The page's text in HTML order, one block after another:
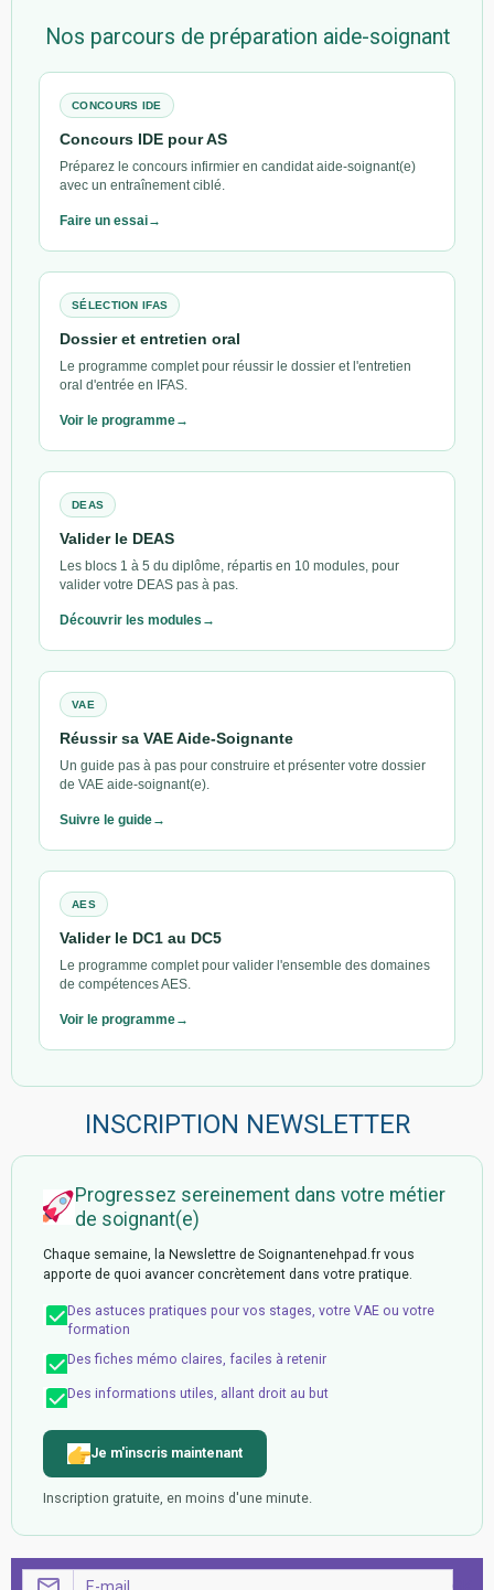
Nos parcours de préparation aide-soignant
CONCOURS IDE
Concours IDE pour AS
Préparez le concours infirmier en candidat aide-soignant(e)
avec un entraînement ciblé.
Faire un essai
SÉLECTION IFAS
Dossier et entretien oral
Le programme complet pour réussir le dossier et l'entretien
oral d'entrée en IFAS.
Voir le programme
DEAS
Valider le DEAS
Les blocs 1 à 5 du diplôme, répartis en 10 modules, pour
valider votre DEAS pas à pas.
Découvrir les modules
VAE
Réussir sa VAE Aide-Soignante
Un guide pas à pas pour construire et présenter votre dossier
de VAE aide-soignant(e).
Suivre le guide
AES
Valider le DC1 au DC5
Le programme complet pour valider l'ensemble des domaines
de compétences AES.
Voir le programme
INSCRIPTION NEWSLETTER
Progressez sereinement dans votre métier
de soignant(e)
Chaque semaine, la Newslettre de Soignantenehpad.fr vous
apporte de quoi avancer concrètement dans votre pratique.
Des astuces pratiques pour vos stages, votre VAE ou votre
formation
Des fiches mémo claires, faciles à retenir
Des informations utiles, allant droit au but
Je m'inscris maintenant
Inscription gratuite, en moins d'une minute.